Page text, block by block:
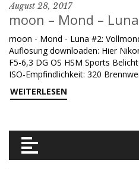
August 28, 2017
moon – Mond –
moon - Mond - Luna #2:
Auflösung downloaden: Hier
F5-6,3 DG OS HSM Sports
ISO-Empfindlichkeit: 320
WEITERLESEN